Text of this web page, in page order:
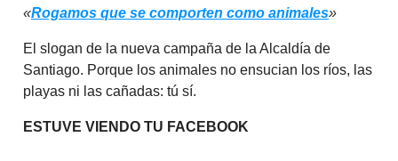
«Rogamos que se comporten como animales»
El slogan de la nueva campaña de la Alcaldía de
Santiago. Porque los animales no ensucian los ríos, las
playas ni las cañadas: tú sí.
ESTUVE VIENDO TU FACEBOOK